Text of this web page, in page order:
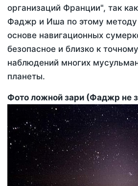
организаций Франции", так
Фаджр и Иша по этому методу
основе навигационных
безопасное и близко к
наблюдений многих
планеты.
Фото ложной зари (Фаджр не